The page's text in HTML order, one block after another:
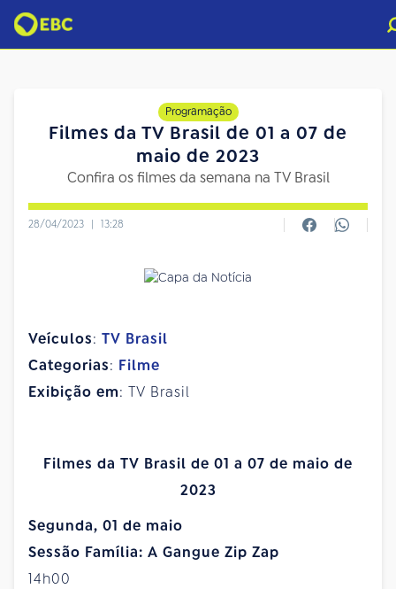
Programação
Filmes da TV Brasil de 01 a 07 de
maio de 2023
Confira os filmes da semana na TV Brasil
28/04/2023 | 13:28
Veículos: TV Brasil
Categorias: Filme
Exibição em: TV Brasil
Filmes da TV Brasil de 01 a 07 de maio de
2023
Segunda, 01 de maio
Sessão Família: A Gangue Zip Zap
14h00